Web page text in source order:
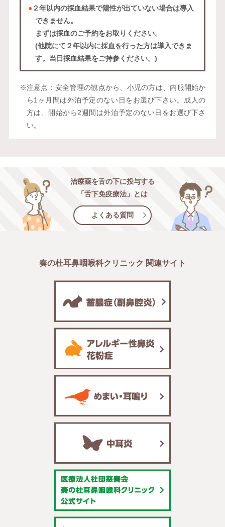
●２年以内の採血結果で陽性が出ていない場合は導入
できません。
まずは採血のご予約をお取りください。
(他院にて２年以内に採血を行った方は導入できま
す。当日採血結果をご持参ください。)
※注意点：安全管理の観点から、小児の方は、内服開始か
ら1ヶ月間は外泊予定のない日をお選び下さい。成人の
方は、開始から2週間は外泊予定のない日をお選び下さ
い。
治療薬を舌の下に投与する
「舌下免疫療法」とは
よくある質問
奏の杜耳鼻咽喉科クリニック 関連サイト